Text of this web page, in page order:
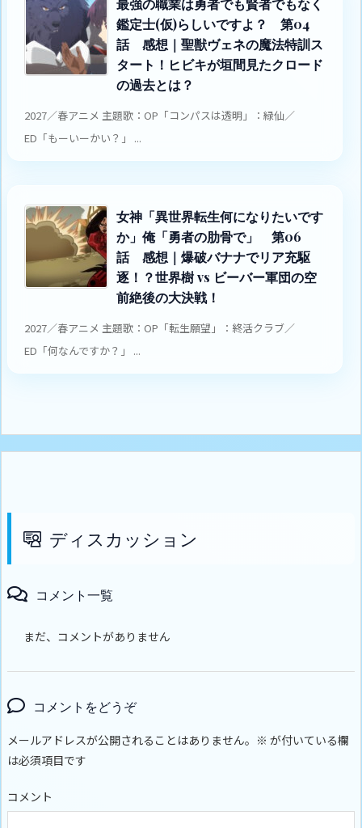
最強の職業は勇者でも賢者でもなく
鑑定士(仮)らしいですよ？ 第04
話 感想｜聖獣ヴェネの魔法特訓ス
タート！ヒビキが垣間見たクロード
の過去とは？
2027／春アニメ 主題歌：OP「コンパスは透明」：緑仙／
ED「もーいーかい？」 ...
女神「異世界転生何になりたいです
か」俺「勇者の肋骨で」 第06
話 感想｜爆破バナナでリア充駆
逐！？世界樹 vs ビーバー軍団の空
前絶後の大決戦！
2027／春アニメ 主題歌：OP「転生願望」：終活クラブ／
ED「何なんですか？」 ...
ディスカッション
コメント一覧
まだ、コメントがありません
コメントをどうぞ
メールアドレスが公開されることはありません。 ※ が付いている欄
は必須項目です
コメント